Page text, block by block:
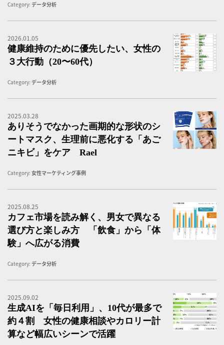
Category: データ分析
2026.01.05
健康維持のために優先したい、女性の
３大行動（20〜60代）
Category: データ分析
2025.03.28
ありそうでなかった画期的な形状のシ
ートマスク、生理前に悪化する「あご
ニキビ」をケア Rael
Category: 女性マーケティング事例
2025.08.25
カフェ市場を読み解く、男女で異なる
選び方と楽しみ方 「飲食」から「体
験」へ広がる消費
Category: データ分析
2025.09.02
生成AIを「毎日利用」、10代が最多で
約４割 女性の健康相談やカロリー計
算など幅広いシーンで活躍